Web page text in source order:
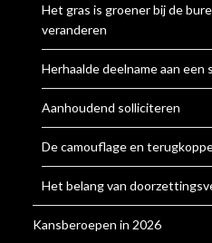
Het gras is groener bij de
veranderen
Herhaalde deelname aan
Aanhoudend solliciteren
De camouflage en
Het belang van
Kansberoepen in 2026